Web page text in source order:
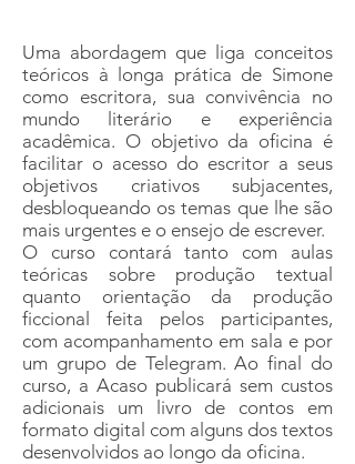
Uma abordagem que liga conceitos
teóricos à longa prática de Simone
como escritora, sua convivência no
mundo literário e experiência
acadêmica. O objetivo da oficina é
facilitar o acesso do escritor a seus
objetivos criativos subjacentes,
desbloqueando os temas que lhe são
mais urgentes e o ensejo de escrever.
O curso contará tanto com aulas
teóricas sobre produção textual
quanto orientação da produção
ficcional feita pelos participantes,
com acompanhamento em sala e por
um grupo de Telegram. Ao final do
curso, a Acaso publicará sem custos
adicionais um livro de contos em
formato digital com alguns dos textos
desenvolvidos ao longo da oficina.